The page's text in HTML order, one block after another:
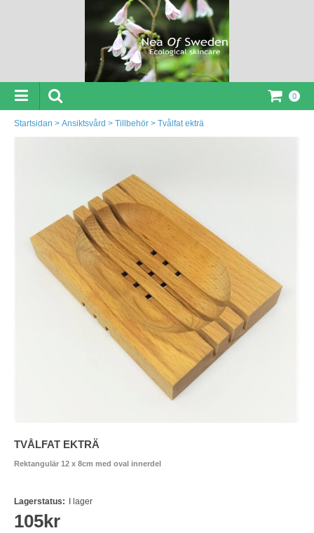
0
Startsidan > Ansiktsvård > Tillbehör > Tvålfat ekträ
TVÅLFAT EKTRÄ
Rektangulär 12 x 8cm med oval innerdel
Lagerstatus: I lager
105kr